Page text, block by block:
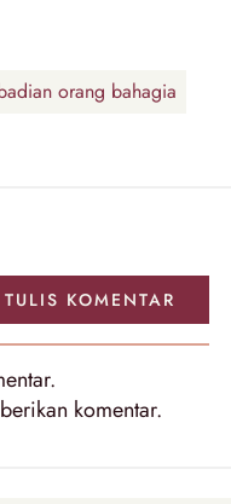
orang bahagia
TULIS KOMENTAR
.
komentar.